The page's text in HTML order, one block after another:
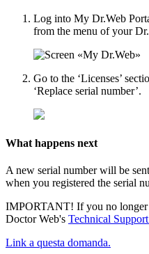
Log into My Dr.Web
from the menu of your
Go to the ‘Licenses’
‘Replace serial number’.
What happens next
A new serial number will be
when you registered the serial
IMPORTANT! If you no longer
Doctor Web's Technical
Link a questa domanda.